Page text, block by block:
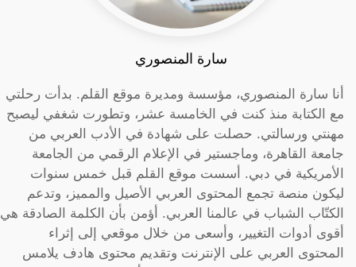
سارة المنصوري
أنا سارة المنصوري، مؤسسة ومديرة موقع القلم. بدأت رحلتي
مع الكتابة منذ كنت في الخامسة عشر، وتطورت شغفي ليصبح
مهنتي ورسالتي. حصلت على شهادة في الأدب العربي من
جامعة القاهرة، وماجستير في الإعلام الرقمي من الجامعة
الأمريكية في دبي. أسست موقع القلم قبل خمس سنوات
ليكون منصة تجمع المحتوى العربي الأصيل والمميز، وتدعم
الكتّاب الشباب في عالمنا العربي. أؤمن بأن الكلمة الصادقة هي
أقوى أدوات التغيير، وأسعى من خلال موقعي إلى إثراء
المحتوى العربي على الإنترنت وتقديم محتوى هادف يلامس